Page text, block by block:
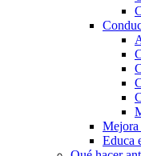
Mejora
Educa